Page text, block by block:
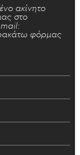
ακίνητο
στο
φόρμας